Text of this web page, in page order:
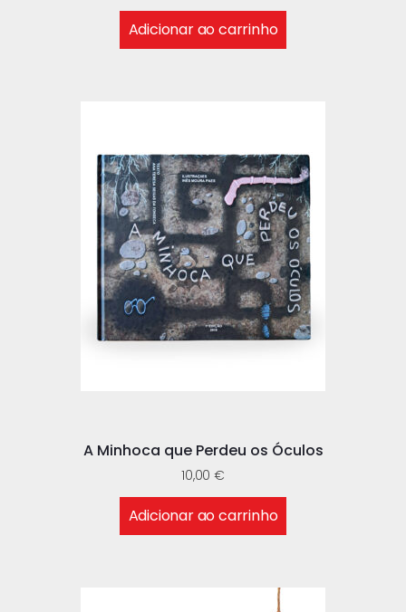
Adicionar ao carrinho
A Minhoca que Perdeu os Óculos
10,00 €
Adicionar ao carrinho